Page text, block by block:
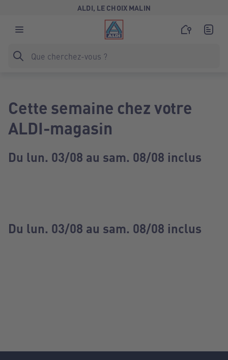
ALDI, LE CHOIX MALIN
Cette semaine chez votre
ALDI-magasin
Du lun. 03/08 au sam. 08/08 inclus
Du lun. 03/08 au sam. 08/08 inclus